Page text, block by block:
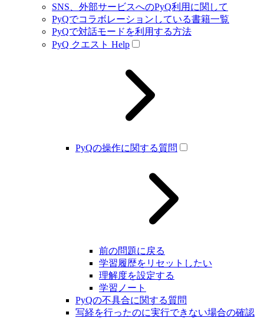
SNS、外部サービスへのPyQ利用に関して
PyQでコラボレーションしている書籍一覧
PyQで対話モードを利用する方法
PyQ クエスト Help
PyQの操作に関する質問
前の問題に戻る
学習履歴をリセットしたい
理解度を設定する
学習ノート
PyQの不具合に関する質問
写経を行ったのに実行できない場合の確認